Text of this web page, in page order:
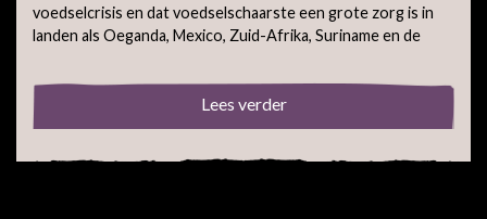
voedselcrisis en dat voedselschaarste een grote zorg is in
landen als Oeganda, Mexico, Zuid-Afrika, Suriname en de
Lees verder